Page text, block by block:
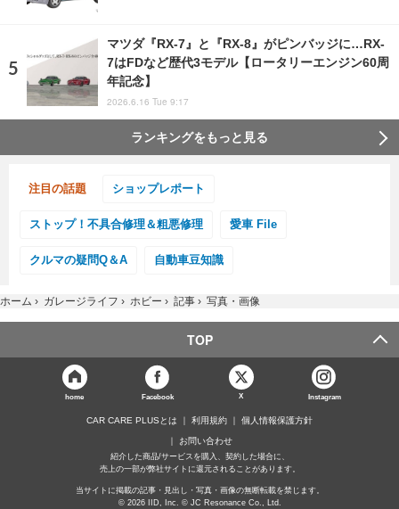
マツダ『RX-7』と『RX-8』がピンバッジに…RX-
7はFDなど歴代3モデル【ロータリーエンジン60周
年記念】
2026.6.16 Tue 9:17
ランキングをもっと見る
注目の話題 ショップレポート
ストップ！不具合修理＆粗悪修理 愛車 File
クルマの疑問Q＆A 自動車豆知識
ホーム › ガレージライフ › ホビー › 記事 › 写真・画像
TOP
home Facebook X Instagram
CAR CARE PLUSとは 利用規約 個人情報保護方針
お問い合わせ
紹介した商品/サービスを購入、契約した場合に、
売上の一部が弊社サイトに還元されることがあります。
当サイトに掲載の記事・見出し・写真・画像の無断転載を禁じます。
© 2026 IID, Inc. © JC Resonance Co., Ltd.